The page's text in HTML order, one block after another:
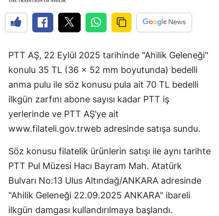
PTT AŞ, 22 Eylül 2025 tarihinde "Ahilik Geleneği"
konulu 35 TL (36 x 52 mm boyutunda) bedelli
anma pulu ile söz konusu pula ait 70 TL bedelli
ilkgün zarfını abone sayısı kadar PTT iş
yerlerinde ve PTT AŞ’ye ait
www.filateli.gov.trweb adresinde satışa sundu.
Söz konusu filatelik ürünlerin satışı ile aynı tarihte
PTT Pul Müzesi Hacı Bayram Mah. Atatürk
Bulvarı No:13 Ulus Altındağ/ANKARA adresinde
"Ahilik Geleneği 22.09.2025 ANKARA" ibareli
ilkgün damgası kullandırılmaya başlandı.